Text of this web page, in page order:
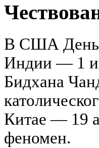
В США День
Индии — 1
Бидхана
Китае — 19
феномен.